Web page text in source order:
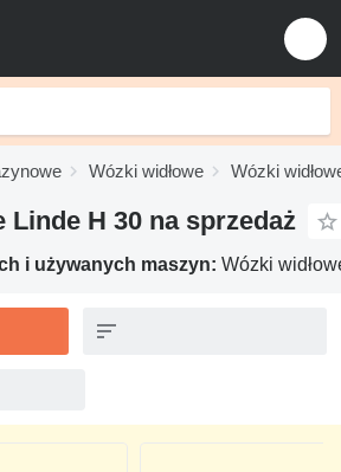
Wózki widłowe Wózki
Linde H 30 na sprzedaż
i używanych maszyn: Wózki